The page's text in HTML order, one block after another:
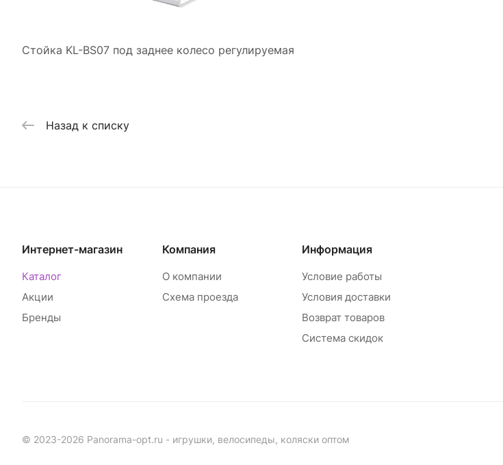
Стойка KL-BS07 под заднее колесо регулируемая
Назад к списку
Интернет-магазин
Каталог
Акции
Бренды
Компания
О компании
Схема проезда
Информация
Условие работы
Условия доставки
Возврат товаров
Система скидок
© 2023-2026 Panorama-opt.ru - игрушки, велосипеды, коляски оптом